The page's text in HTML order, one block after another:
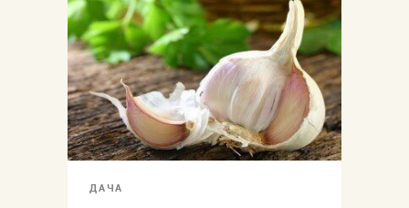
ДАЧА